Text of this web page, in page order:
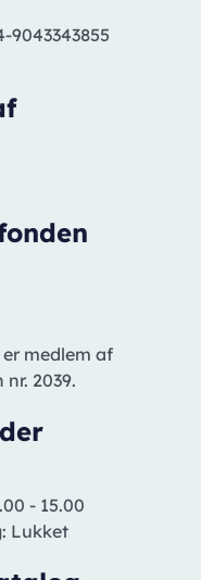
9043343855
medlem af
2039.
- 15.00
Lukket